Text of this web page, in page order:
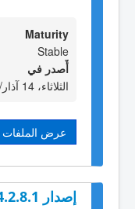
Maturity
Stable
أٌصدر في
الثلاثاء، 14 آذار/مارس 2023 15:25
عرض الملفات
إصدار 4.2.8.1